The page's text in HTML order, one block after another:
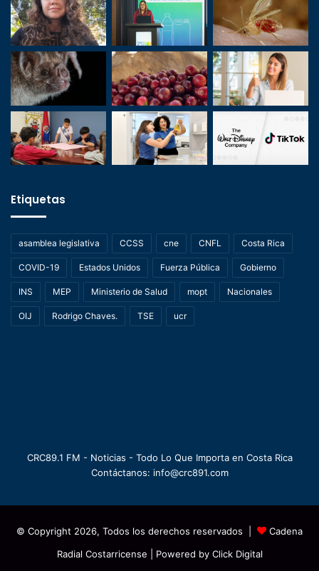
Etiquetas
asamblea legislativa CCSS cne CNFL Costa Rica
COVID-19 Estados Unidos Fuerza Pública Gobierno
INS MEP Ministerio de Salud mopt Nacionales
OIJ Rodrigo Chaves. TSE ucr
CRC89.1 FM - Noticias - Todo Lo Que Importa en Costa Rica
Contáctanos: info@crc891.com
© Copyright 2026, Todos los derechos reservados |
Cadena
Radial Costarricense | Powered by Click Digital